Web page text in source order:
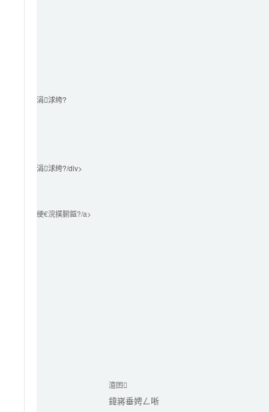
涓浗绔?/div>
绠€浣撲腑鏂?/a>
澶囨
鍏嶈垂娉ㄥ唽